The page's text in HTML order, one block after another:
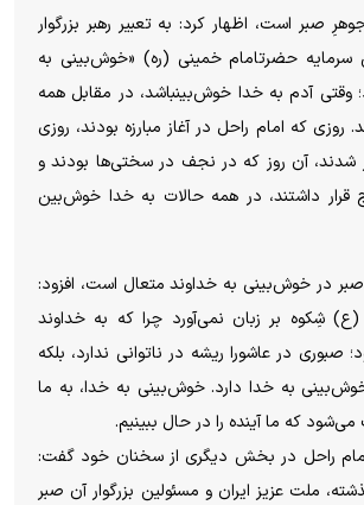
صبر است، اظهار کرد: به تعبیر رهبر بزرگوار
سرمایه حضرتامام خمینی (ره) «خوش‌بینی به
وقتی آدم به خدا خوش‌بینباشد، در مقابل همه
که امام راحل در آغاز مبارزه بودند، روزی
شدند، آن روز که در نجف در سختی‌ها بودند و
قرار داشتند، در همه حالات به خدا خوش‌بین
در خوش‌بینی به خداوند متعال است، افزود:
شِکوه بر زبان نمی‌آورد چرا که به خداوند
در عاشورا ریشه در ناتوانی ندارد، بلکه
به خدا دارد. خوش‌بینی به خدا، به ما
که ما آینده را در حال ببینیم.
راحل در بخش دیگری از سخنان خود گفت:
ملت عزیز ایران و مسئولین بزرگوار آن صبر